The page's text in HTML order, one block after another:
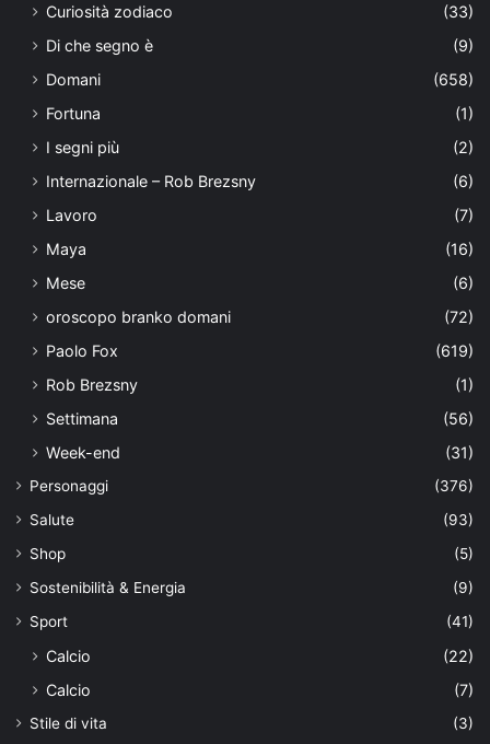
Curiosità zodiaco
(33)
Di che segno è
(9)
Domani
(658)
Fortuna
(1)
I segni più
(2)
Internazionale – Rob Brezsny
(6)
Lavoro
(7)
Maya
(16)
Mese
(6)
oroscopo branko domani
(72)
Paolo Fox
(619)
Rob Brezsny
(1)
Settimana
(56)
Week-end
(31)
Personaggi
(376)
Salute
(93)
Shop
(5)
Sostenibilità & Energia
(9)
Sport
(41)
Calcio
(22)
Calcio
(7)
Stile di vita
(3)